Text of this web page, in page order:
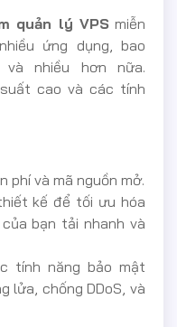
quản lý VPSmiễn
ứng dụng, bao
nhiều hơn nữa.
cao và các tính
phí và mã nguồn mở.
kế để tối ưu hóa
bạn tải nhanh và
tính năng bảo mật
lửa, chống DDoS, và